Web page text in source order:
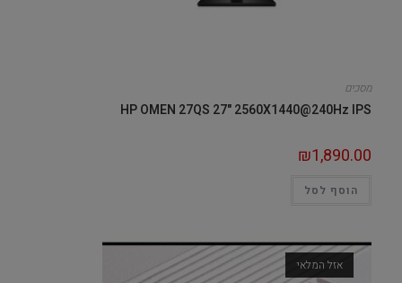
מסכים
HP OMEN 27QS 27" 2560X1440@240Hz IPS
₪1,890.00
הוסף לסל
אזל המלאי